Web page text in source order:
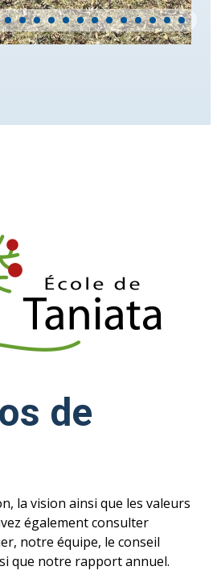
de
la vision ainsi que les valeurs
également consulter
notre équipe, le conseil
que notre rapport annuel.